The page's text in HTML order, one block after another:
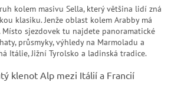
kolem masivu Sella, který většina lidí zná
klasiku. Jenže oblast kolem Arabby má
sjezdovek tu najdete panoramatické
průsmyky, výhledy na Marmoladu a
Itálie, Jižní Tyrolsko a ladinská tradice.
klenot Alp mezi Itálií a Francií